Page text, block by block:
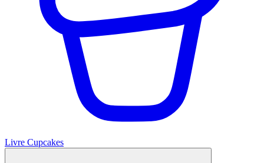
Livre Cupcakes